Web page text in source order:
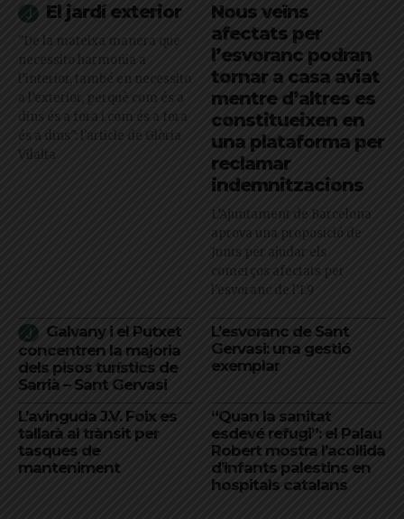
El jardí exterior
"De la mateixa manera que
necessito harmonia a
l’interior, també en necessito
a l’exterior, perquè com és a
dins és a fora i com és a fora
és a dins": l'article de Glòria
Vilalta
Nous veïns
afectats per
l’esvoranc podran
tornar a casa aviat
mentre d’altres es
constitueixen en
una plataforma per
reclamar
indemnitzacions
L’Ajuntament de Barcelona
aprova una proposició de
Junts per ajudar els
comerços afectats per
l'esvoranc de l'L9
Galvany i el Putxet
concentren la majoria
dels pisos turístics de
Sarrià – Sant Gervasi
L’esvoranc de Sant
Gervasi: una gestió
exemplar
L’avinguda J.V. Foix es
tallarà al trànsit per
tasques de
manteniment
“Quan la sanitat
esdevé refugi”: el Palau
Robert mostra l’acollida
d’infants palestins en
hospitals catalans